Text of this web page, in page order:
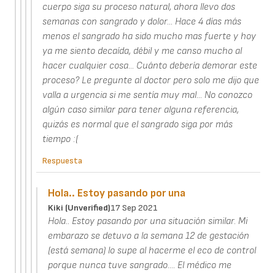
cuerpo siga su proceso natural, ahora llevo dos
semanas con sangrado y dolor... Hace 4 días más
menos el sangrado ha sido mucho mas fuerte y hoy
ya me siento decaída, débil y me canso mucho al
hacer cualquier cosa... Cuánto debería demorar este
proceso? Le pregunte al doctor pero solo me dijo que
valla a urgencia si me sentía muy mal... No conozco
algún caso similar para tener alguna referencia,
quizás es normal que el sangrado siga por más
tiempo :(
Respuesta
Hola.. Estoy pasando por una
Kiki (unverified)17 Sep 2021
Hola.. Estoy pasando por una situación similar. Mi
embarazo se detuvo a la semana 12 de gestación
(está semana) lo supe al hacerme el eco de control
porque nunca tuve sangrado.... El médico me